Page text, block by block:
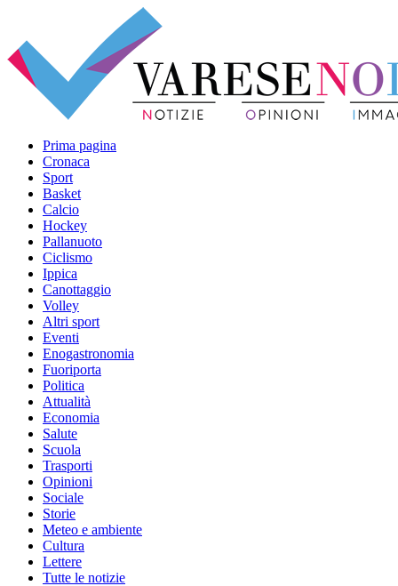
Prima pagina
Cronaca
Sport
Basket
Calcio
Hockey
Pallanuoto
Ciclismo
Ippica
Canottaggio
Volley
Altri sport
Eventi
Enogastronomia
Fuoriporta
Politica
Attualità
Economia
Salute
Scuola
Trasporti
Opinioni
Sociale
Storie
Meteo e ambiente
Cultura
Lettere
Tutte le notizie